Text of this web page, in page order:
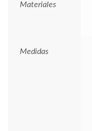
Materiales
Medidas